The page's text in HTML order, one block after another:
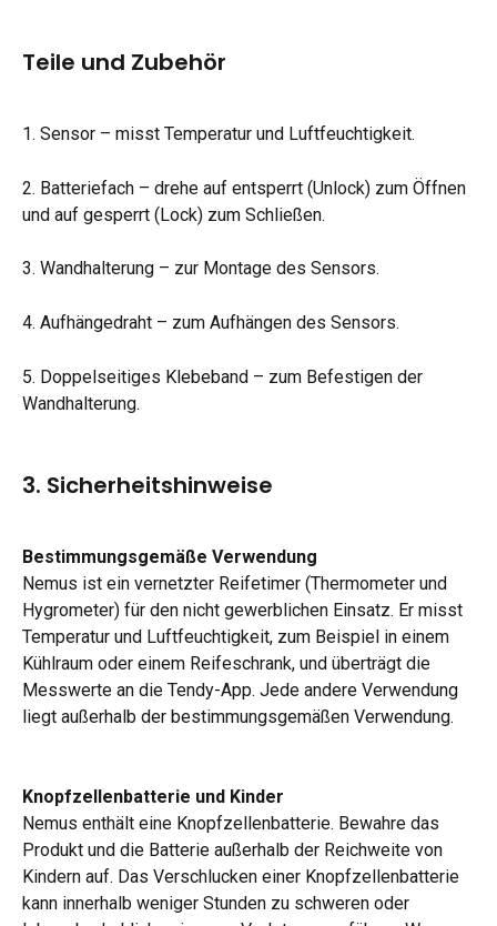
Teile und Zubehör
1. Sensor – misst Temperatur und Luftfeuchtigkeit.
2. Batteriefach – drehe auf entsperrt (Unlock) zum Öffnen
und auf gesperrt (Lock) zum Schließen.
3. Wandhalterung – zur Montage des Sensors.
4. Aufhängedraht – zum Aufhängen des Sensors.
5. Doppelseitiges Klebeband – zum Befestigen der
Wandhalterung.
3. Sicherheitshinweise
Bestimmungsgemäße Verwendung
Nemus ist ein vernetzter Reifetimer (Thermometer und
Hygrometer) für den nicht gewerblichen Einsatz. Er misst
Temperatur und Luftfeuchtigkeit, zum Beispiel in einem
Kühlraum oder einem Reifeschrank, und überträgt die
Messwerte an die Tendy-App. Jede andere Verwendung
liegt außerhalb der bestimmungsgemäßen Verwendung.
Knopfzellenbatterie und Kinder
Nemus enthält eine Knopfzellenbatterie. Bewahre das
Produkt und die Batterie außerhalb der Reichweite von
Kindern auf. Das Verschlucken einer Knopfzellenbatterie
kann innerhalb weniger Stunden zu schweren oder